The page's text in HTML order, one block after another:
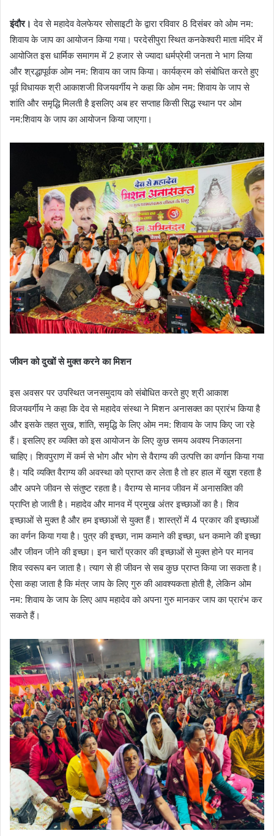
इंदौर। देव से महादेव वेलफेयर सोसाइटी के द्वारा रविवार 8 दिसंबर को ओम नम:
शिवाय के जाप का आयोजन किया गया। परदेसीपुरा स्थित कनकेश्वरी माता मंदिर में
आयोजित इस धार्मिक समागम में 2 हजार से ज्यादा धर्मप्रेमी जनता ने भाग लिया
और श्रद्धापूर्वक ओम नम: शिवाय का जाप किया। कार्यक्रम को संबोधित करते हुए
पूर्व विधायक श्री आकाशजी विजयवर्गीय ने कहा कि ओम नम: शिवाय के जाप से
शांति और समृद्धि मिलती है इसलिए अब हर सप्ताह किसी सिद्ध स्थान पर ओम
नम:शिवाय के जाप का आयोजन किया जाएगा।
जीवन को दुखों से मुक्त करने का मिशन
इस अवसर पर उपस्थित जनसमुदाय को संबोधित करते हुए श्री आकाश
विजयवर्गीय ने कहा कि देव से महादेव संस्था ने मिशन अनासक्त का प्रारंभ किया है
और इसके तहत सुख, शांति, समृद्धि के लिए ओम नम: शिवाय के जाप किए जा रहे
हैं। इसलिए हर व्यक्ति को इस आयोजन के लिए कुछ समय अवश्य निकालना
चाहिए। शिवपुराण में कर्म से भोग और भोग से वैराग्य की उत्पत्ति का वर्णान किया गया
है। यदि व्यक्ति वैराग्य की अवस्था को प्राप्त कर लेता है तो हर हाल में खुश रहता है
और अपने जीवन से संतुष्ट रहता है। वैराग्य से मानव जीवन में अनासक्ति की
प्राप्ति हो जाती है। महादेव और मानव में प्रमुख अंतर इच्छाओं का है। शिव
इच्छाओं से मुक्त है और हम इच्छाओं से युक्त हैं। शास्त्रों में 4 प्रकार की इच्छाओं
का वर्णन किया गया है। पुत्र की इच्छा, नाम कमाने की इच्छा, धन कमाने की इच्छा
और जीवन जीने की इच्छा। इन चारों प्रकार की इच्छाओं से मुक्त होने पर मानव
शिव स्वरूप बन जाता है। त्याग से ही जीवन से सब कुछ प्राप्त किया जा सकता है।
ऐसा कहा जाता है कि मंत्र जाप के लिए गुरु की आवश्यकता होती है, लेकिन ओम
नम: शिवाय के जाप के लिए आप महादेव को अपना गुरु मानकर जाप का प्रारंभ कर
सकते हैं।